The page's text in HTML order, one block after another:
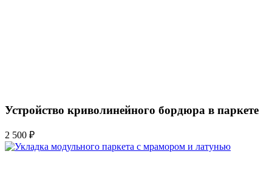
Устройство криволинейного бордюра в паркете
2 500 ₽